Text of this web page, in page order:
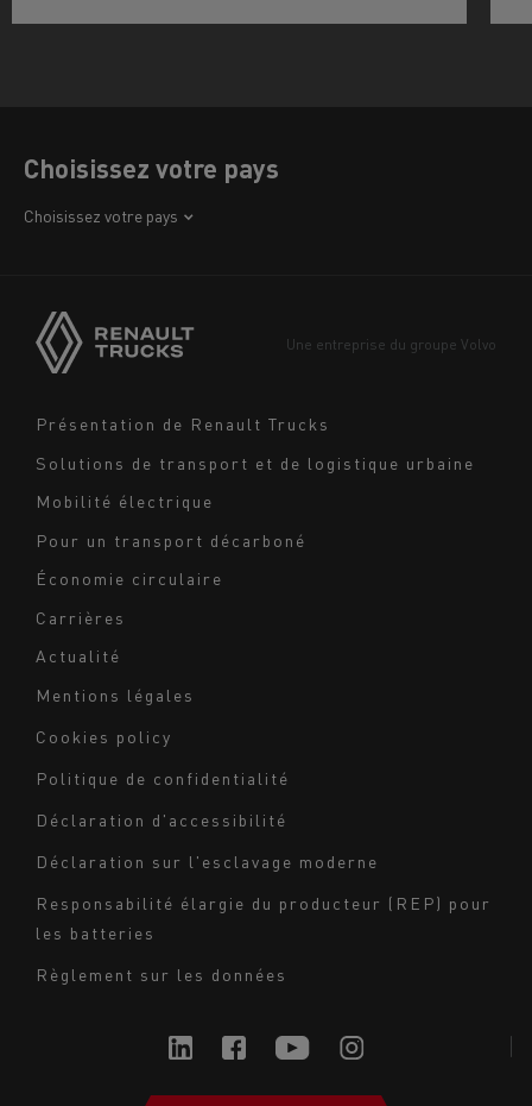
Choisissez votre pays
Choisissez votre pays
Europe
Navigation
Présentation de Renault Trucks
Solutions de transport et de logistique urbaine
Mobilité électrique
Pour un transport décarboné
Économie circulaire
Carrières
Actualité
Une entreprise du groupe Volvo
bas
de
page
-
Milieu
Mentions légales
Cookies policy
Politique de confidentialité
Déclaration d'accessibilité
Déclaration sur l'esclavage moderne
Responsabilité élargie du producteur (REP) pour
les batteries
Règlement sur les données